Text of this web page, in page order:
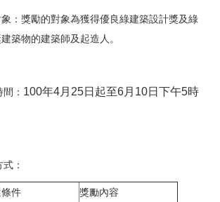
：獎勵的對象為獲得優良綠建築設計獎及綠
築物的建築師及起造人。
： 100年4月25日起至6月10日下午5時
：
件 獎勵內容